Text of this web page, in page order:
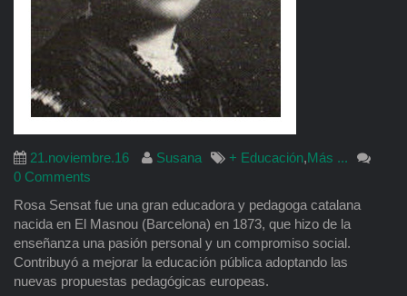
21.noviembre.16 Susana + Educación,Más ...
0 Comments
Rosa Sensat fue una gran educadora y pedagoga catalana
nacida en El Masnou (Barcelona) en 1873, que hizo de la
enseñanza una pasión personal y un compromiso social.
Contribuyó a mejorar la educación pública adoptando las
nuevas propuestas pedagógicas europeas.